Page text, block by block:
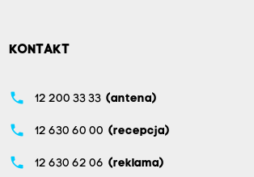
KONTAKT
phone 12 200 33 33 (antena)
phone 12 630 60 00 (recepcja)
phone 12 630 62 06 (reklama)